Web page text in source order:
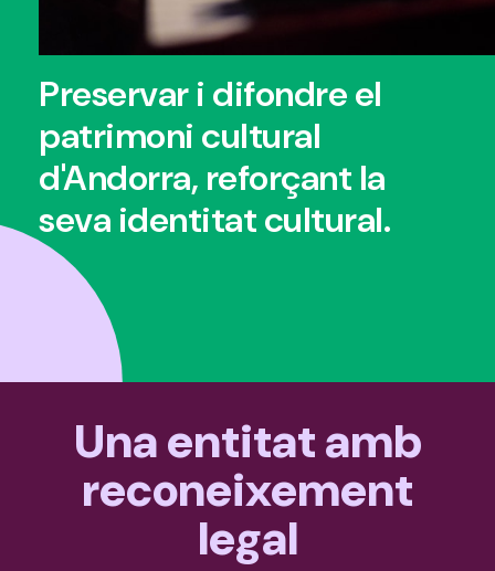
Preservar i difondre el
patrimoni cultural
d'Andorra, reforçant la
seva identitat cultural.
Una entitat amb
reconeixement
legal